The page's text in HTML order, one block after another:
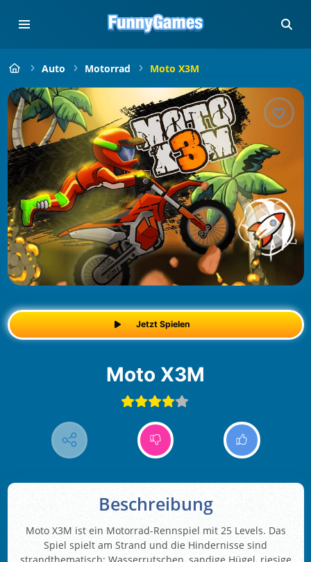
Auto Motorrad Moto X3M
Jetzt Spielen
Moto X3M
Beschreibung
Moto X3M ist ein Motorrad-Rennspiel mit 25 Levels. Das
Spiel spielt am Strand und die Hindernisse sind